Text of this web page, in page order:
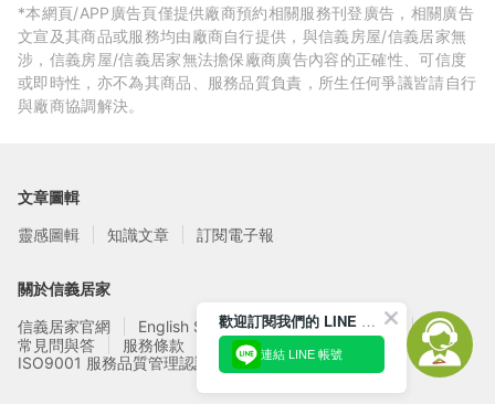
*本網頁/APP廣告頁僅提供廠商預約相關服務刊登廣告，相關廣告
文宣及其商品或服務均由廠商自行提供，與信義房屋/信義居家無
涉，信義房屋/信義居家無法擔保廠商廣告內容的正確性、可信度
或即時性，亦不為其商品、服務品質負責，所生任何爭議皆請自行
與廠商協調解決。
文章圖輯
靈感圖輯
知識文章 訂閱電子報
關於信義居家
信義居家官網
English Service
信義居家廠商募集
常見問與答
服務條款
隱私權政策
ISO9001 服務品質管理認證
歡迎訂閱我們的 LINE 官方帳號
連結 LINE 帳號